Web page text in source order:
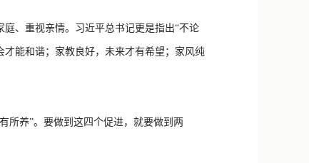
QQ
、重视亲情。习近平总书记更是指出“不论
能和谐；家教良好，未来才有希望；家风纯
所养”。要做到这四个促进，就要做到两